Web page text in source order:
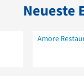
Neueste
Amore